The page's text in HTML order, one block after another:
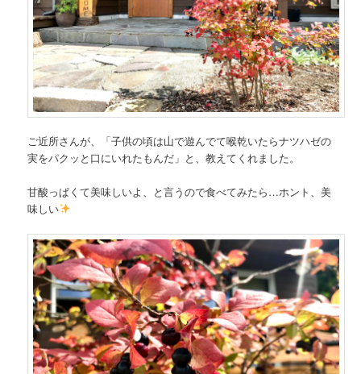
ご近所さんが、「子供の頃は山で遊んでて喉乾いたらナツハゼの
実をパクッと口にいれたもんだ」と、教えてくれました。
甘酸っぱくて美味しいよ、と言うので食べてみたら…ホント、美
味しい